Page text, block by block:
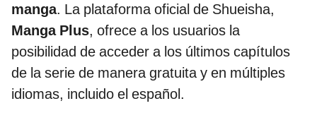
manga. La plataforma oficial de Shueisha,
Manga Plus, ofrece a los usuarios la
posibilidad de acceder a los últimos capítulos
de la serie de manera gratuita y en múltiples
idiomas, incluido el español.